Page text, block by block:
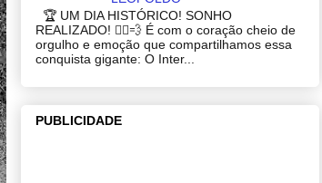
🏆 UM DIA HISTÓRICO! SONHO
REALIZADO! 🚴‍♂️💨 É com o coração cheio de
orgulho e emoção que compartilhamos essa
conquista gigante: O Inter...
PUBLICIDADE